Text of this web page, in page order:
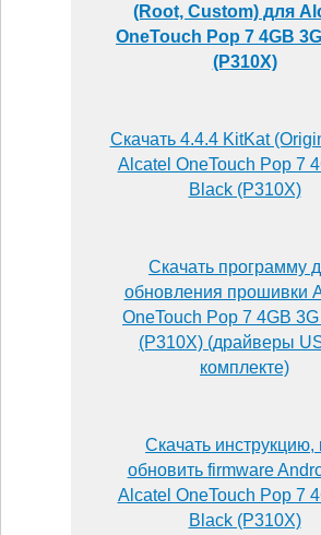
(Root, Custom) для
OneTouch Pop 7 4GB
(P310X)
Скачать 4.4.4 KitKat
Alcatel OneTouch Pop 7
Black (P310X)
Скачать программу
обновления прошивки
OneTouch Pop 7 4GB
(P310X) (драйверы
комплекте)
Скачать инструкцию,
обновить firmware
Alcatel OneTouch Pop 7
Black (P310X)